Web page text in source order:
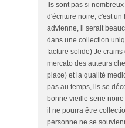
Ils sont pas si
d'écriture noire, c'est un
advienne, il serait
dans une collection
facture solide) Je
mercato des auteurs
place) et la qualité
pas au temps, ils se
bonne vieille serie
il ne pourra être
personne ne se